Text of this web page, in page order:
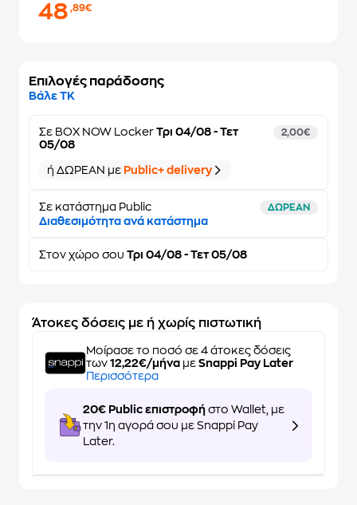
48,89€
Επιλογές παράδοσης
Βάλε ΤΚ
Σε BOX NOW Locker Τρι 04/08 - Τετ
05/08
2,00€
ή ΔΩΡΕΑΝ με Public+ delivery
Σε κατάστημα Public ΔΩΡΕΑΝ
Διαθεσιμότητα ανά κατάστημα
Στον χώρο σου Τρι 04/08 - Τετ 05/08
Άτοκες δόσεις με ή χωρίς πιστωτική
Μοίρασε το ποσό σε 4 άτοκες δόσεις
των 12,22€/μήνα με Snappi Pay Later
Περισσότερα
20€ Public επιστροφή στο Wallet, με
την 1η αγορά σου με Snappi Pay
Later.